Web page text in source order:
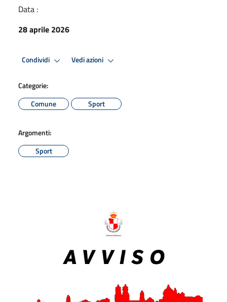
Data :
28 aprile 2026
Condividi Vedi azioni
Categorie:
Comune
Sport
Argomenti:
Sport